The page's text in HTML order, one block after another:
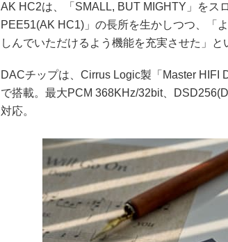
AK HC2は、「SMALL, BUT MIGHTY」をス
PEE51(AK HC1)」の長所を生かしつつ、「
しんでいただけるよう機能を充実させた」と
DACチップは、Cirrus Logic製「Master HIFI
で搭載。最大PCM 368KHz/32bit、
対応。